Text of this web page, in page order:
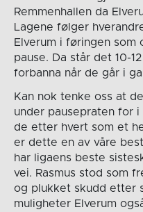
Remmenhallen da
Lagene følger
Elverum i føringen som
pause. Da står det 10-
forbanna når de går i
Kan nok tenke oss at
under pausepraten for
de etter hvert som et
er dette en av våre
har ligaens beste
vei. Rasmus stod som
og plukket skudd etter
muligheter Elverum